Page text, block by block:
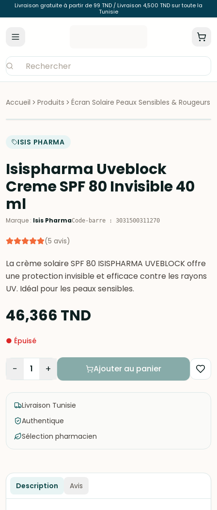
Livraison gratuite à partir de 99 TND / Livraison 4,500 TND sur toute la
Tunisie
Accueil Produits Écran Solaire Peaux Sensibles & Rougeurs
ISIS PHARMA
Isispharma Uveblock
Creme SPF 80 Invisible 40
ml
Marque : Isis PharmaCode-barre : 3031500311270
(5 avis)
La crème solaire SPF 80 ISISPHARMA UVEBLOCK offre
une protection invisible et efficace contre les rayons
UV. Idéal pour les peaux sensibles.
46,366 TND
● Épuisé
− 1 + Ajouter au panier
Livraison Tunisie
Authentique
Sélection pharmacien
Description Avis